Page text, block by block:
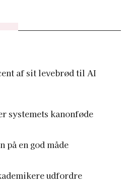
af sit levebrød til AI
systemets kanonføde
på en god måde
udfordre